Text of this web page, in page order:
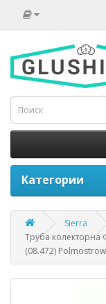
Категории
Sierra
Труба колекторна
(08.472) Polmostrow